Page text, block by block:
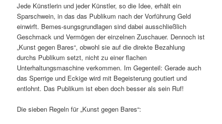
Jede Künstlerin und jeder Künstler, so die Idee, erhält ein
Sparschwein, in das das Publikum nach der Vorführung Geld
einwirft. Bemes-sungsgrundlagen sind dabei ausschließlich
Geschmack und Vermögen der einzelnen Zuschauer. Dennoch ist
„Kunst gegen Bares“, obwohl sie auf die direkte Bezahlung
durchs Publikum setzt, nicht zu einer flachen
Unterhaltungsmaschine verkommen. Im Gegenteil: Gerade auch
das Sperrige und Eckige wird mit Begeisterung goutiert und
entlohnt. Das Publikum ist eben doch besser als sein Ruf!
Die sieben Regeln für „Kunst gegen Bares“: